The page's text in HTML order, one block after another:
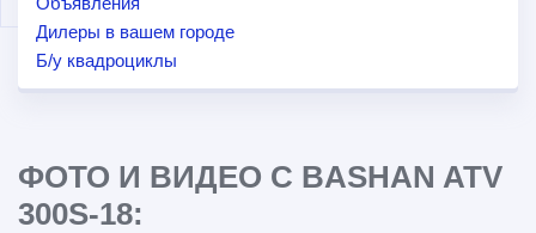
Дилеры в вашем городе
Б/у квадроциклы
ФОТО И ВИДЕО С BASHAN ATV
300S-18: